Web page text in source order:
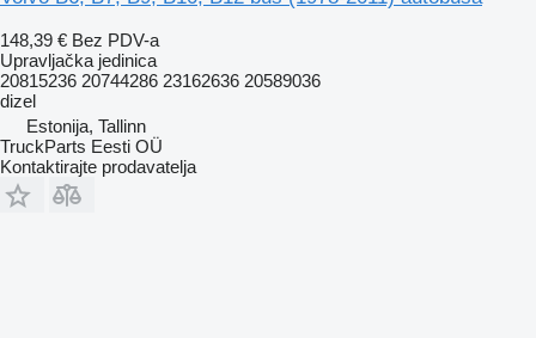
148,39 € Bez PDV-a
Upravljačka jedinica
20815236 20744286 23162636 20589036
dizel
Estonija, Tallinn
TruckParts Eesti OÜ
Kontaktirajte prodavatelja